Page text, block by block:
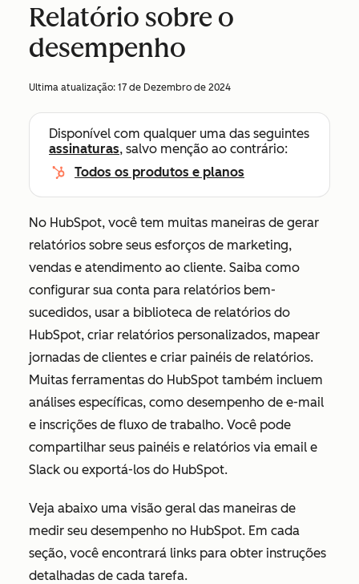
Relatório sobre o
desempenho
Ultima atualização: 17 de Dezembro de 2024
Disponível com qualquer uma das seguintes
assinaturas, salvo menção ao contrário:
Todos os produtos e planos
No HubSpot, você tem muitas maneiras de gerar
relatórios sobre seus esforços de marketing,
vendas e atendimento ao cliente. Saiba como
configurar sua conta para relatórios bem-
sucedidos, usar a biblioteca de relatórios do
HubSpot, criar relatórios personalizados, mapear
jornadas de clientes e criar painéis de relatórios.
Muitas ferramentas do HubSpot também incluem
análises específicas, como desempenho de e-mail
e inscrições de fluxo de trabalho. Você pode
compartilhar seus painéis e relatórios via email e
Slack ou exportá-los do HubSpot.
Veja abaixo uma visão geral das maneiras de
medir seu desempenho no HubSpot. Em cada
seção, você encontrará links para obter instruções
detalhadas de cada tarefa.